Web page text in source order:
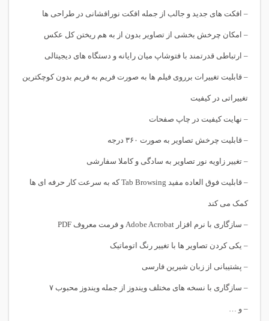
– افکت های جدید و جالب از جمله افکت نورافشانی در طراحی ها
– امکان چرخش بخشی از تصاویر بدون از به هم ریختن کل عکس
– ارتباطی قدرتمند با فتوشاپ میان رایانه و دستگاه های دیجیتالی
– قابلیت تغییرات برروی فیلم ها به صورت فریم به فریم بدون کوچکترین
تغییراتی در کیفیت
– نهایت کیفیت در چاپ صفحات
– قابلیت چرخش تصاویر به صورت ۳۶۰ درجه
– تغییر زاویه نور تصاویر به سادگی و کاملا سفارشی
– قابلیت فوق العاده مفید Tab Browsing که به سرعت کار حرفه ای ها
کمک می کند
– سازگاری با نرم افزار Adobe Acrobat و فرمت معروف PDF
– یکی کردن تصاویر ها با تغییر رنگ اتوماتیک
– پشتیبانی از زبان شیرین فارسی
– سازگاری با نسخه های مختلف ویندوز از جمله ویندوز محبوب ۷
– و …